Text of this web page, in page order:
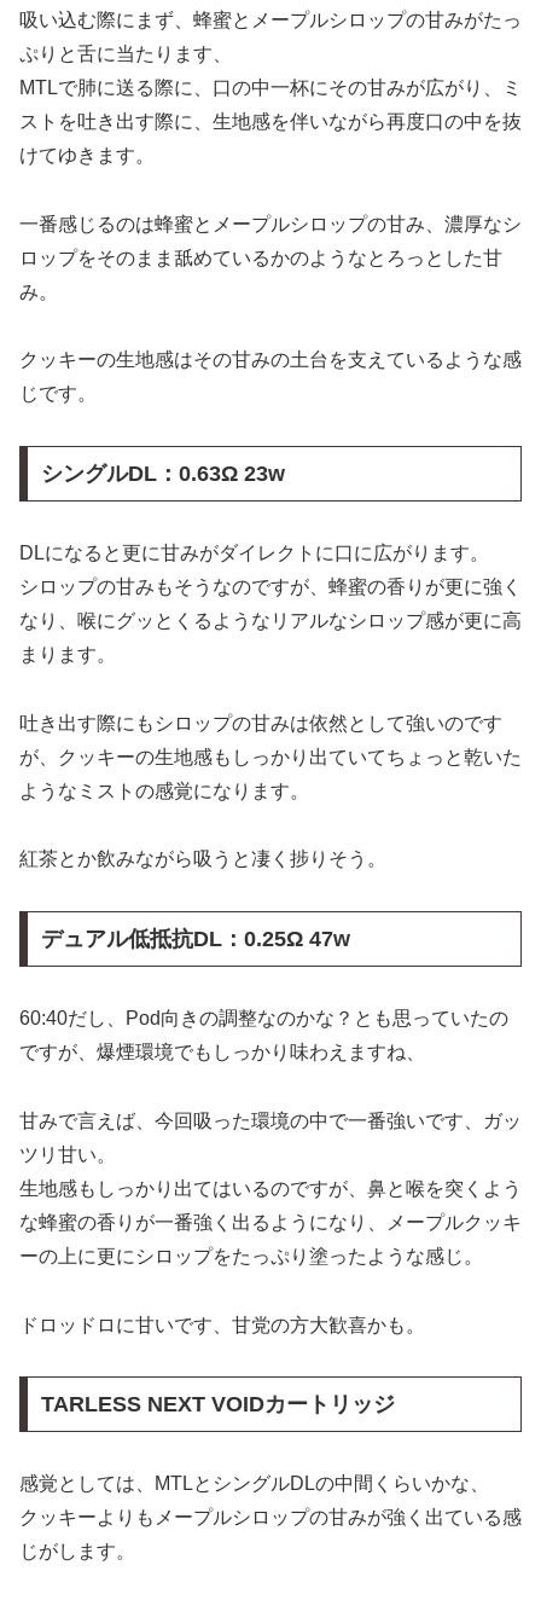
吸い込む際にまず、蜂蜜とメープルシロップの甘みがたっ
ぷりと舌に当たります、
MTLで肺に送る際に、口の中一杯にその甘みが広がり、ミ
ストを吐き出す際に、生地感を伴いながら再度口の中を抜
けてゆきます。
一番感じるのは蜂蜜とメープルシロップの甘み、濃厚なシ
ロップをそのまま舐めているかのようなとろっとした甘
み。
クッキーの生地感はその甘みの土台を支えているような感
じです。
シングルDL： 0.63Ω 23w
DLになると更に甘みがダイレクトに口に広がります。
シロップの甘みもそうなのですが、蜂蜜の香りが更に強く
なり、喉にグッとくるようなリアルなシロップ感が更に高
まります。
吐き出す際にもシロップの甘みは依然として強いのです
が、クッキーの生地感もしっかり出ていてちょっと乾いた
ようなミストの感覚になります。
紅茶とか飲みながら吸うと凄く捗りそう。
デュアル低抵抗DL：0.25Ω 47w
60:40だし、Pod向きの調整なのかな？とも思っていたの
ですが、爆煙環境でもしっかり味わえますね、
甘みで言えば、今回吸った環境の中で一番強いです、ガッ
ツリ甘い。
生地感もしっかり出てはいるのですが、鼻と喉を突くよう
な蜂蜜の香りが一番強く出るようになり、メープルクッキ
ーの上に更にシロップをたっぷり塗ったような感じ。
ドロッドロに甘いです、甘党の方大歓喜かも。
TARLESS NEXT VOIDカートリッジ
感覚としては、MTLとシングルDLの中間くらいかな、
クッキーよりもメープルシロップの甘みが強く出ている感
じがします。